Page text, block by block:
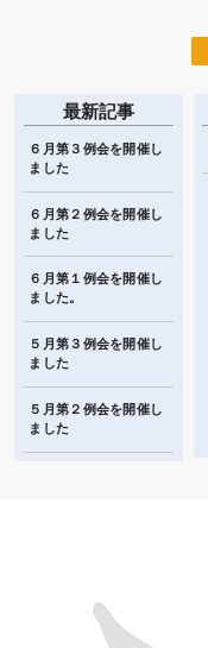
最新記事
６月第３例会を開催し
ました
６月第２例会を開催し
ました
６月第１例会を開催し
ました。
５月第３例会を開催し
ました
５月第２例会を開催し
ました